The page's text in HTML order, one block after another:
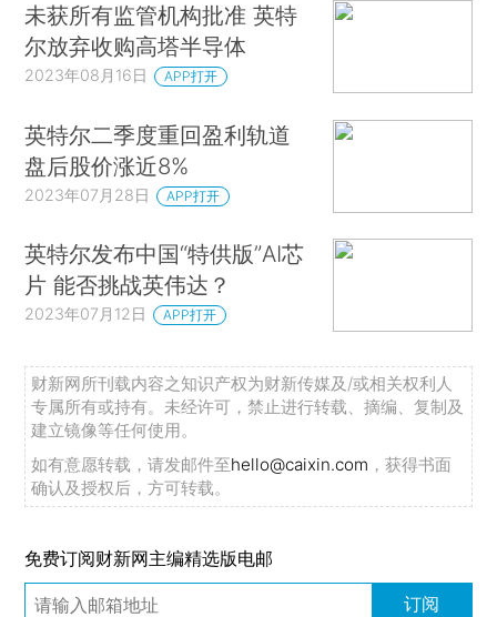
未获所有监管机构批准 英特
尔放弃收购高塔半导体
2023年08月16日 APP打开
英特尔二季度重回盈利轨道
盘后股价涨近8%
2023年07月28日 APP打开
英特尔发布中国“特供版”AI芯
片 能否挑战英伟达？
2023年07月12日 APP打开
财新网所刊载内容之知识产权为财新传媒及/或相关权利人
专属所有或持有。未经许可，禁止进行转载、摘编、复制及
建立镜像等任何使用。
如有意愿转载，请发邮件至hello@caixin.com ，获得书面
确认及授权后，方可转载。
免费订阅财新网主编精选版电邮
订阅